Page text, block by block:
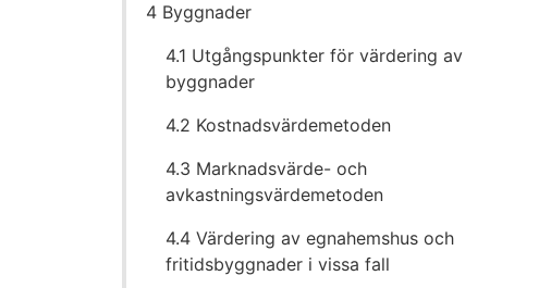
4 Byggnader
4.1 Utgångspunkter för värdering av
byggnader
4.2 Kostnadsvärdemetoden
4.3 Marknadsvärde- och
avkastningsvärdemetoden
4.4 Värdering av egnahemshus och
fritidsbyggnader i vissa fall